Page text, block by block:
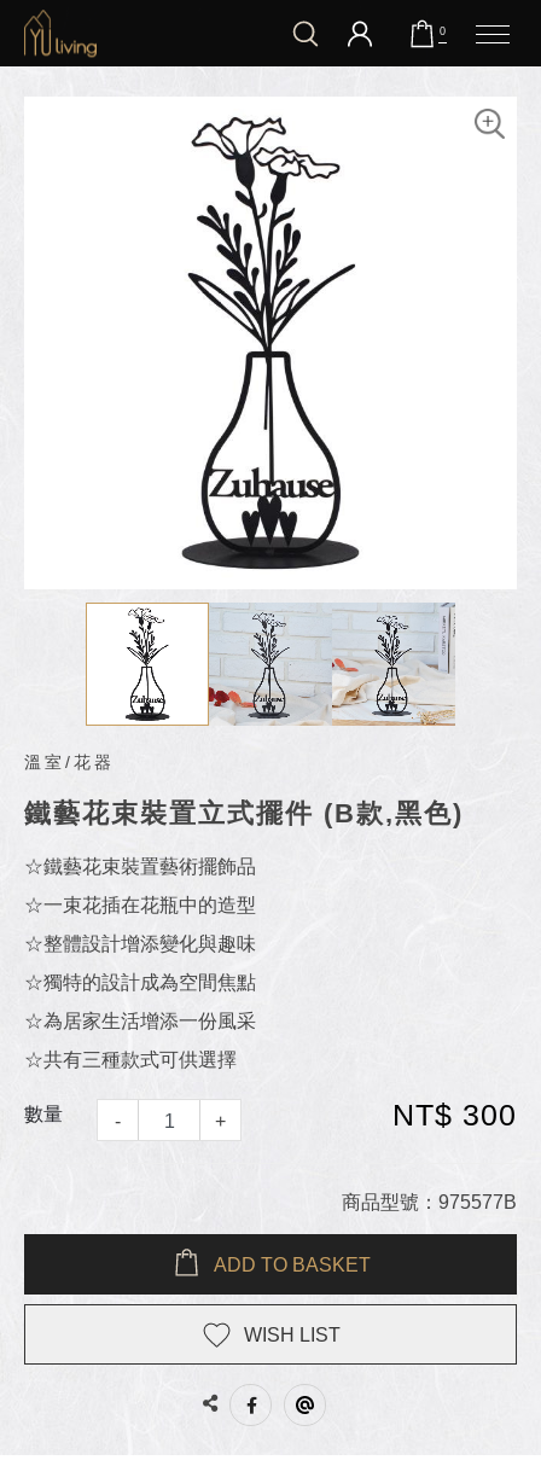
到主要內容
0
溫室/花器
鐵藝花束裝置立式擺件 (B款,黑色)
☆鐵藝花束裝置藝術擺飾品
☆一束花插在花瓶中的造型
☆整體設計增添變化與趣味
☆獨特的設計成為空間焦點
☆為居家生活增添一份風采
☆共有三種款式可供選擇
數量 - + NT$ 300
商品型號：975577B
ADD TO BASKET
WISH LIST